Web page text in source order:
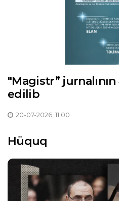
"Magistr”
edilib
20-07-2026, 11:00
Hüquq